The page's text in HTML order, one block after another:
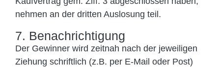
nehmen an der dritten Auslosung teil.
7. Benachrichtigung
Der Gewinner wird zeitnah nach der jeweiligen
Ziehung schriftlich (z.B. per E-Mail oder Post)